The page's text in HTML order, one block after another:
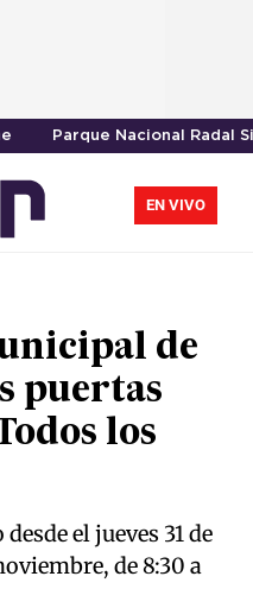
Parque Nacional Radal
EN VIVO
de
puertas
los
el jueves 31 de
de 8:30 a